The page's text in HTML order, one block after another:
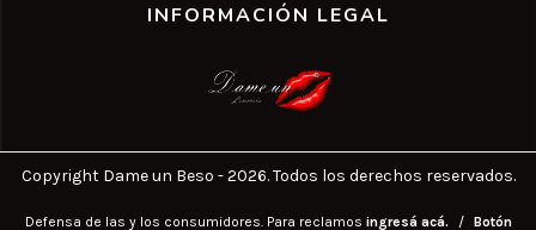
INFORMACIÓN LEGAL
Copyright Dame un Beso - 2026. Todos los derechos reservados.
Defensa de las y los consumidores. Para reclamos ingresá acá. / Botón